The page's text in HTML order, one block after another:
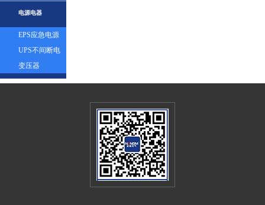
电源电器
EPS应急电源
UPS不间断电
源
变压器